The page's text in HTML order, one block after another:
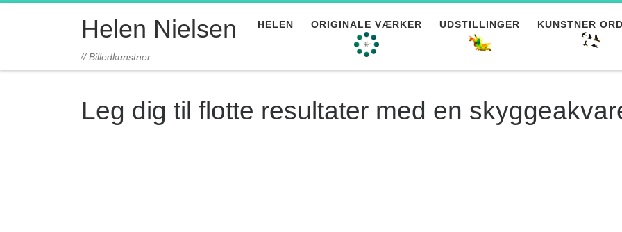
Fortsæt til indholdHelen Nielsen
// Billedkunstner
HELEN ORIGINALE VÆRKER UDSTILLINGER KUNSTNER
Leg dig til flotte resultater med en